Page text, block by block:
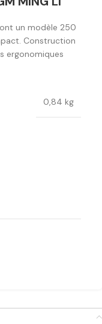
un modèle 250
Construction
ergonomiques
0,84 kg